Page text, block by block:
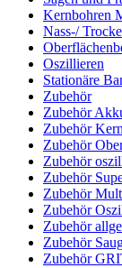
Kernbohren
Nass-/
Oszillieren
Stationäre
Zubehör
Zubehör
Zubehör
Zubehör
Zubehör
Zubehör
Zubehör
Zubehör
Zubehör
Zubehör
Zubehör